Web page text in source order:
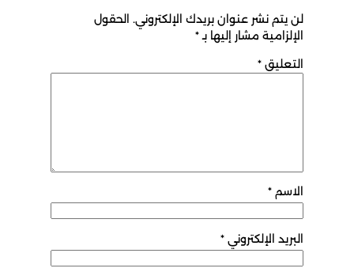
لن يتم نشر عنوان بريدك الإلكتروني. الحقول
الإلزامية مشار إليها بـ*
التعليق *
الاسم *
البريد الإلكتروني *